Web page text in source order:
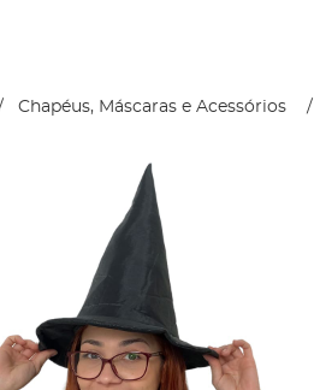
Chapéus, Máscaras e Acessórios